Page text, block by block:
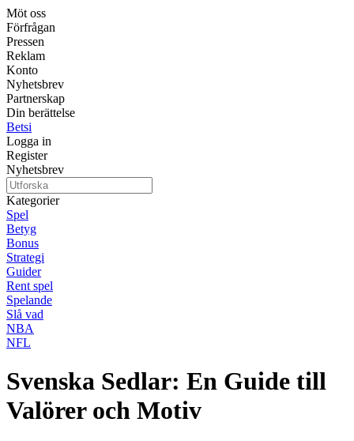
Möt oss
Förfrågan
Pressen
Reklam
Konto
Nyhetsbrev
Partnerskap
Din berättelse
Betsi
Logga in
Register
Nyhetsbrev
Kategorier
Spel
Betyg
Bonus
Strategi
Guider
Rent spel
Spelande
Slå vad
NBA
NFL
Svenska Sedlar: En Guide till
Valörer och Motiv